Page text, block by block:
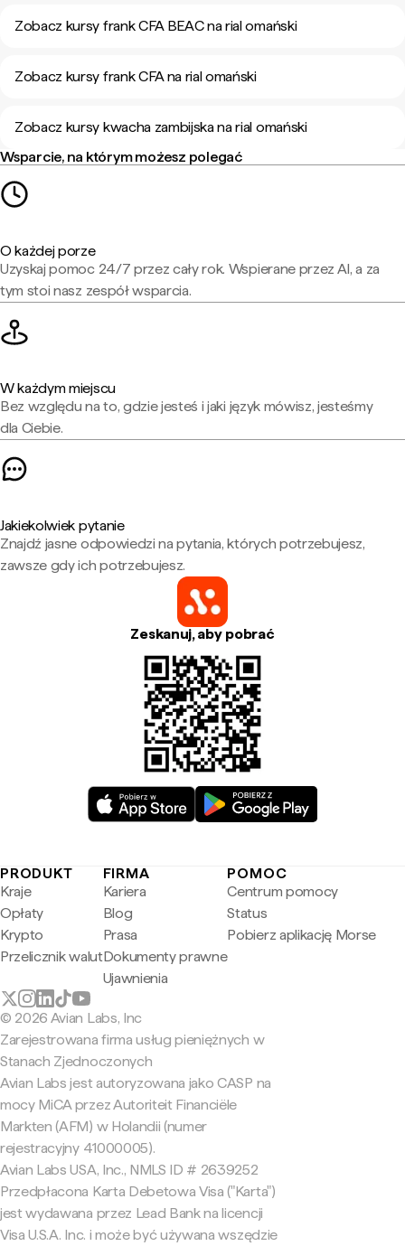
Zobacz kursy frank CFA BEAC na rial omański
Zobacz kursy frank CFA na rial omański
Zobacz kursy kwacha zambijska na rial omański
Wsparcie, na którym możesz polegać
O każdej porze
Uzyskaj pomoc 24/7 przez cały rok. Wspierane przez AI, a za
tym stoi nasz zespół wsparcia.
W każdym miejscu
Bez względu na to, gdzie jesteś i jaki język mówisz, jesteśmy
dla Ciebie.
Jakiekolwiek pytanie
Znajdź jasne odpowiedzi na pytania, których potrzebujesz,
zawsze gdy ich potrzebujesz.
Zeskanuj, aby pobrać
PRODUKT
Kraje
Opłaty
Krypto
Przelicznik walut
FIRMA
Kariera
Blog
Prasa
Dokumenty prawne
Ujawnienia
POMOC
Centrum pomocy
Status
Pobierz aplikację Morse
© 2026 Avian Labs, Inc
Zarejestrowana firma usług pieniężnych w
Stanach Zjednoczonych
Avian Labs jest autoryzowana jako CASP na
mocy MiCA przez Autoriteit Financiële
Markten (AFM) w Holandii (numer
rejestracyjny 41000005).
Avian Labs USA, Inc., NMLS ID # 2639252
Przedpłacona Karta Debetowa Visa ("Karta")
jest wydawana przez Lead Bank na licencji
Visa U.S.A. Inc. i może być używana wszędzie